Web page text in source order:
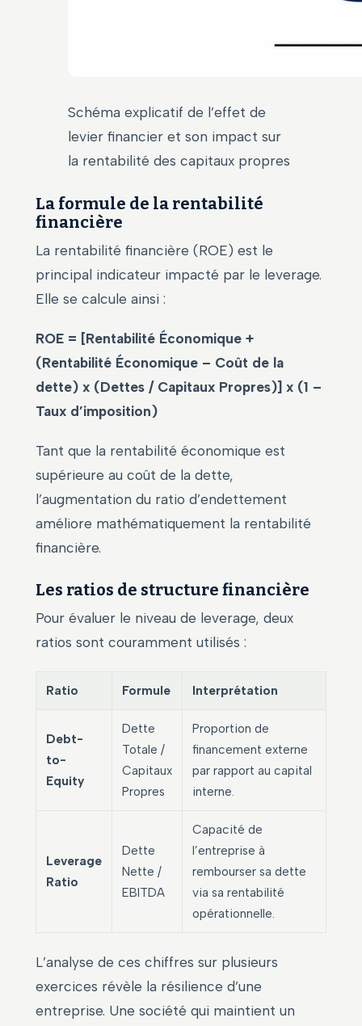
Schéma explicatif de l’effet de
levier financier et son impact sur
la rentabilité des capitaux propres
La formule de la rentabilité
financière
La rentabilité financière (ROE) est le
principal indicateur impacté par le leverage.
Elle se calcule ainsi :
ROE = [Rentabilité Économique +
(Rentabilité Économique – Coût de la
dette) x (Dettes / Capitaux Propres)] x (1 –
Taux d’imposition)
Tant que la rentabilité économique est
supérieure au coût de la dette,
l’augmentation du ratio d’endettement
améliore mathématiquement la rentabilité
financière.
Les ratios de structure financière
Pour évaluer le niveau de leverage, deux
ratios sont couramment utilisés :
Ratio Formule Interprétation
Debt-
to-
Equity
Dette
Totale /
Capitaux
Propres
Proportion de
financement externe
par rapport au capital
interne.
Leverage
Ratio
Dette
Nette /
EBITDA
Capacité de
l’entreprise à
rembourser sa dette
via sa rentabilité
opérationnelle.
L’analyse de ces chiffres sur plusieurs
exercices révèle la résilience d’une
entreprise. Une société qui maintient un